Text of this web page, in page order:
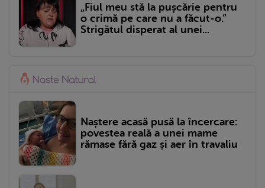
„Fiul meu stă la pușcărie pentru
o crimă pe care nu a făcut-o.”
Strigătul disperat al unei...
Naștere acasă pusă la încercare:
povestea reală a unei mame
rămase fără gaz și aer în travaliu